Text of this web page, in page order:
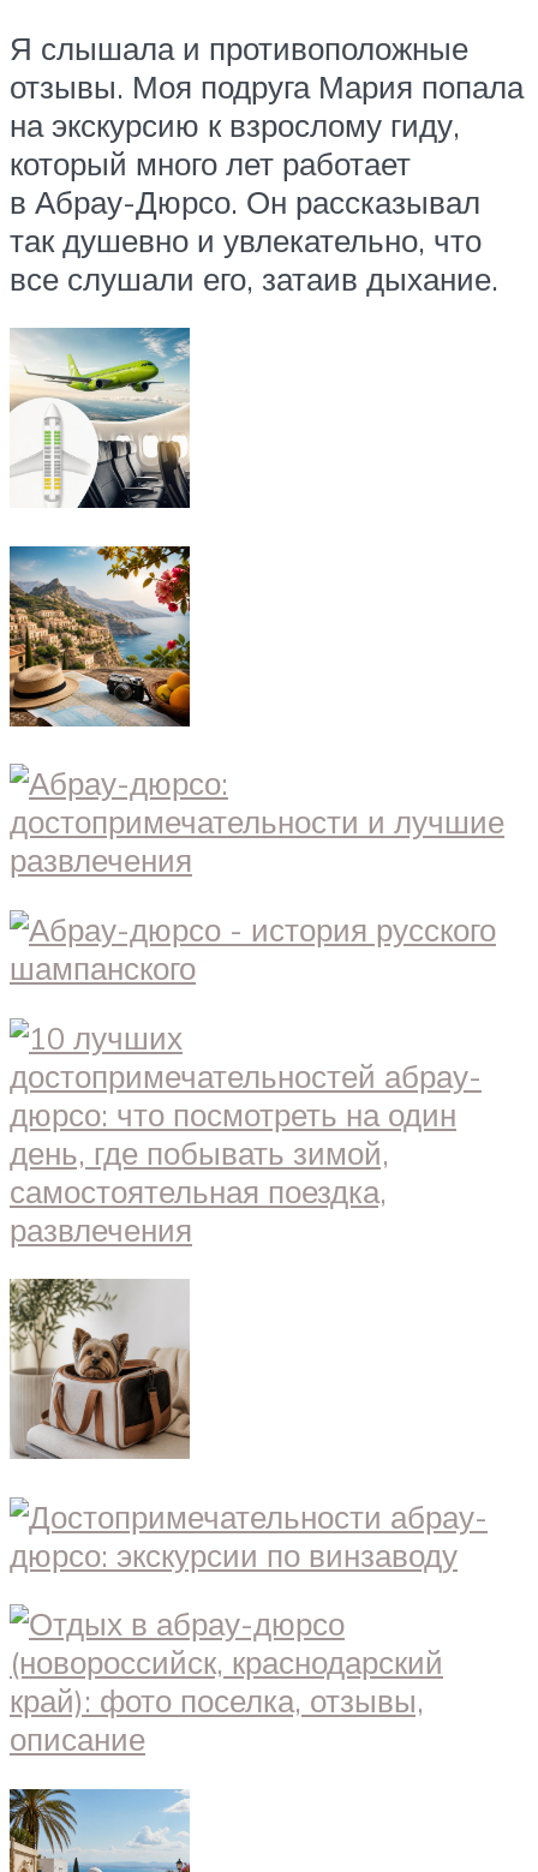
Я слышала и противоположные
отзывы. Моя подруга Мария попала
на экскурсию к взрослому гиду,
который много лет работает
в Абрау-Дюрсо. Он рассказывал
так душевно и увлекательно, что
все слушали его, затаив дыхание.